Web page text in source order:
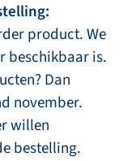
product. We
beschikbaar is.
Dan
november.
willen
bestelling.